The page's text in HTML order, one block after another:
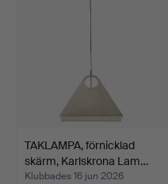
TAKLAMPA, förnicklad
skärm, Karlskrona Lam…
Klubbades 16 jun 2026